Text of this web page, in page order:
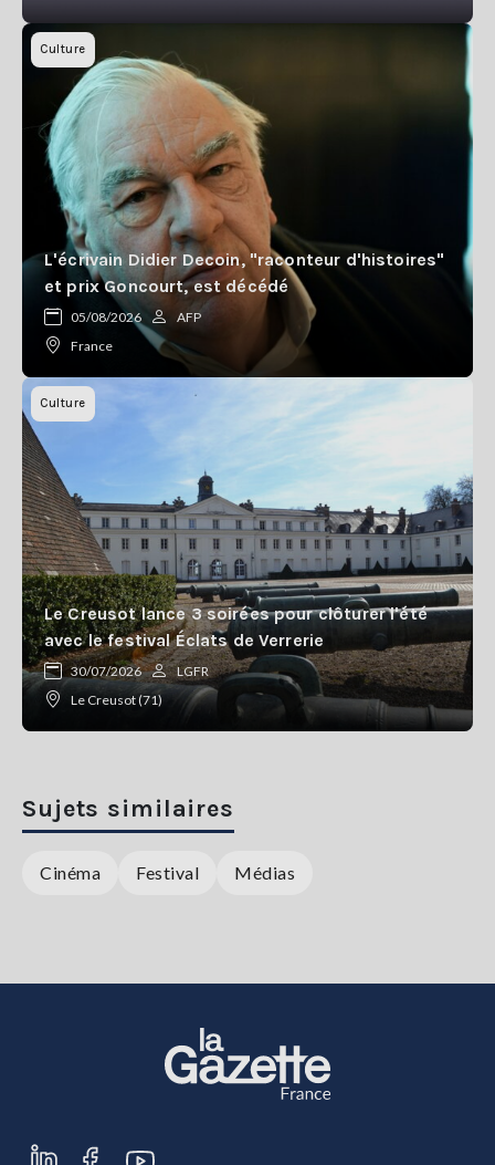
Culture
L'écrivain Didier Decoin, "raconteur d'histoires"
et prix Goncourt, est décédé
05/08/2026
AFP
France
Culture
Le Creusot lance 3 soirées pour clôturer l'été
avec le festival Éclats de Verrerie
30/07/2026
LGFR
Le Creusot (71)
Sujets similaires
Cinéma Festival Médias